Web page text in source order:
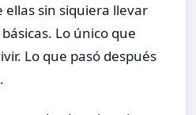
ellas sin siquiera llevar
Lo único que
Lo que pasó después